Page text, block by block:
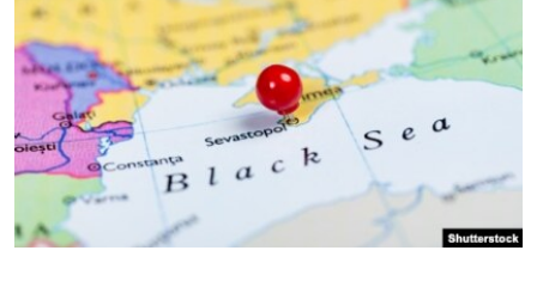
ВСЕ ЗА ДЕНЬ
СПЕЦПРОЕКТИ
ДЕПОРТАЦІЯ
ВІДЕОУРОКИ «ELIFBE»
СВІДЧЕННЯ ОКУПАЦІЇ
УКРАЇНСЬКА ПРОБЛЕМА КРИМУ
ЯК ОБІЙТИ БЛОКУВАННЯ
Русский
Qırımtatar